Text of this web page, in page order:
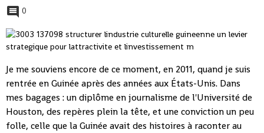
0
Je me souviens encore de ce moment, en 2011, quand je suis
rentrée en Guinée après des années aux États-Unis. Dans
mes bagages : un diplôme en journalisme de l'Université de
Houston, des repères plein la tête, et une conviction un peu
folle, celle que la Guinée avait des histoires à raconter au